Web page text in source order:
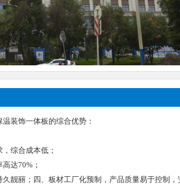
装饰一体板的综合优势：
综合成本低；
达70%；
靓丽；四、板材工厂化预制，产品质量易于控制，